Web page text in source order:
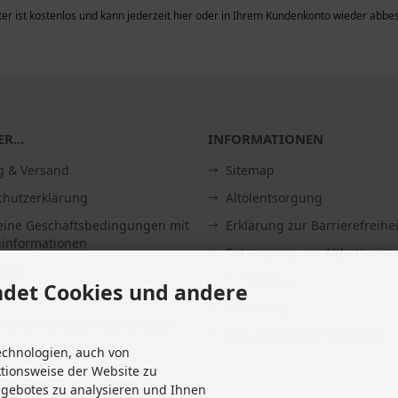
ist kostenlos und kann jederzeit hier oder in Ihrem Kundenkonto wieder
& Versand
Geschäftsbedingungen mit
widerrufen
INFORMATIONEN
Sitemap
Altölentsorgung
Erklärung zur
Entsorgung von Altbatterien
Cookies und andere
auch von
der Website zu
zu analysieren und Ihnen